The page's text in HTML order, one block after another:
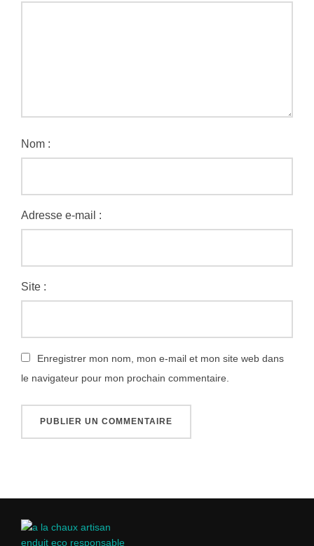
Nom :
Adresse e-mail :
Site :
Enregistrer mon nom, mon e-mail et mon site web dans
le navigateur pour mon prochain commentaire.